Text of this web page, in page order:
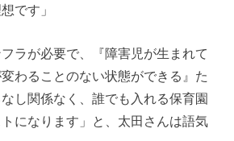
です」
フラが必要で、『障害児が生まれて
わることのない状態ができる』た
し関係なく、誰でも入れる保育園
になります」 と、 太田さんは語気